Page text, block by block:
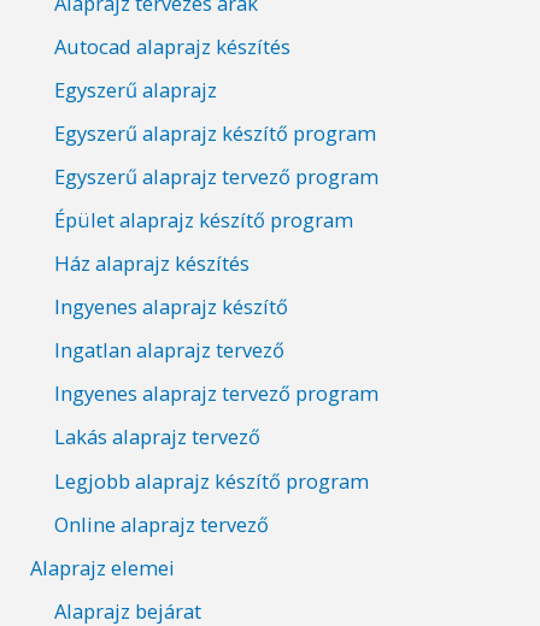
Autocad alaprajz készítés
Egyszerű alaprajz
Egyszerű alaprajz készítő program
Egyszerű alaprajz tervező program
Épület alaprajz készítő program
Ház alaprajz készítés
Ingyenes alaprajz készítő
Ingatlan alaprajz tervező
Ingyenes alaprajz tervező program
Lakás alaprajz tervező
Legjobb alaprajz készítő program
Online alaprajz tervező
Alaprajz elemei
Alaprajz bejárat